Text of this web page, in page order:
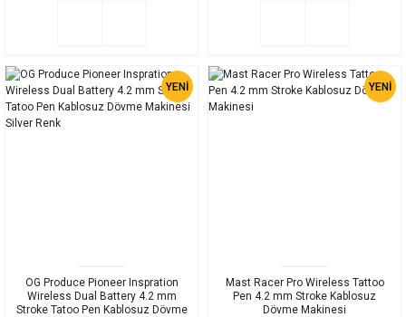
YENİ
OG Produce Pioneer Inspration
Wireless Dual Battery 4.2 mm
Stroke Tatoo Pen Kablosuz Dövme
YENİ
Mast Racer Pro Wireless Tattoo
Pen 4.2 mm Stroke Kablosuz
Dövme Makinesi